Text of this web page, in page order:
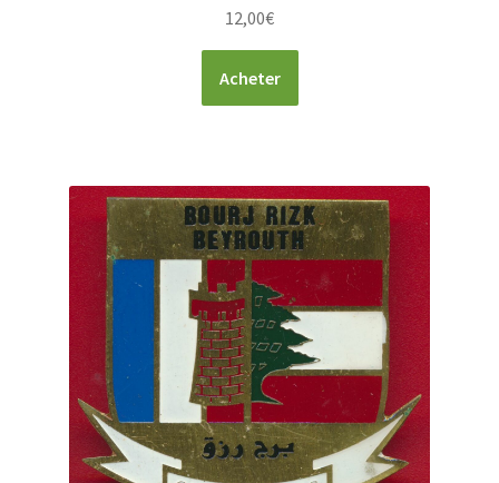
12,00€
Acheter